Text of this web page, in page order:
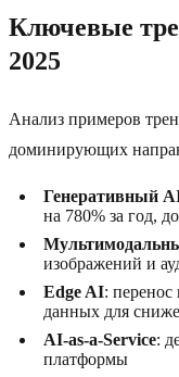
Ключевые
2025
Анализ примеров
доминирующих
Генеративный
на 780% за год,
изображений и
Edge AI:
данных для
AI-as-a-Service:
платформы